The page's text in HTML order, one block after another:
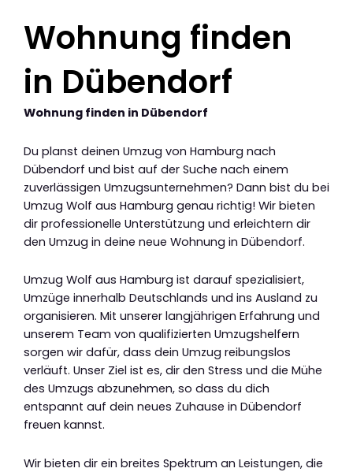
Wohnung finden
in Dübendorf
Wohnung finden in Dübendorf
Du planst deinen Umzug von Hamburg nach
Dübendorf und bist auf der Suche nach einem
zuverlässigen Umzugsunternehmen? Dann bist du bei
Umzug Wolf aus Hamburg genau richtig! Wir bieten
dir professionelle Unterstützung und erleichtern dir
den Umzug in deine neue Wohnung in Dübendorf.
Umzug Wolf aus Hamburg ist darauf spezialisiert,
Umzüge innerhalb Deutschlands und ins Ausland zu
organisieren. Mit unserer langjährigen Erfahrung und
unserem Team von qualifizierten Umzugshelfern
sorgen wir dafür, dass dein Umzug reibungslos
verläuft. Unser Ziel ist es, dir den Stress und die Mühe
des Umzugs abzunehmen, so dass du dich
entspannt auf dein neues Zuhause in Dübendorf
freuen kannst.
Wir bieten dir ein breites Spektrum an Leistungen, die